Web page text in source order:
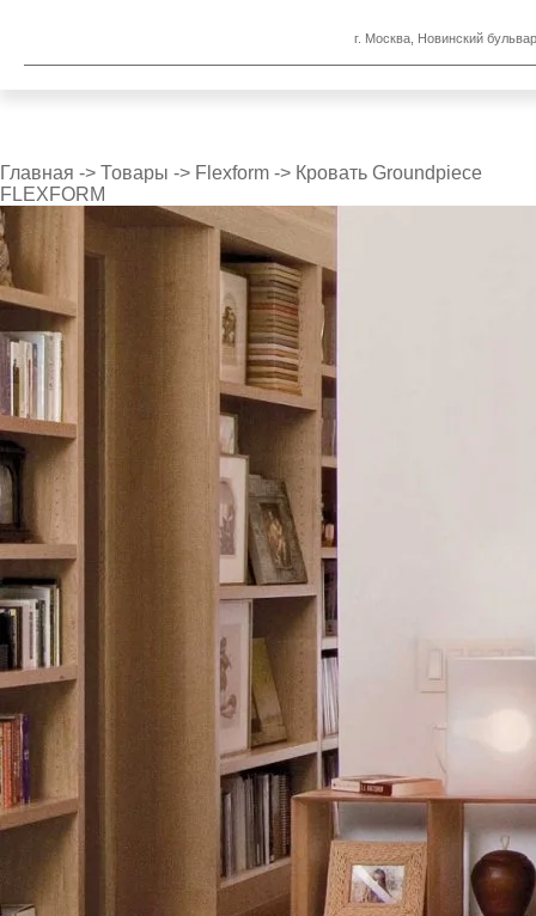
г. Москва, Новинский
Главная -> Товары -> Flexform -> Кровать Groundpiece
FLEXFORM